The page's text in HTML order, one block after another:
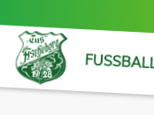
FUSSBALL